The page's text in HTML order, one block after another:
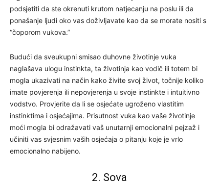
podsjetiti da ste okrenuti krutom natjecanju na poslu ili da
ponašanje ljudi oko vas doživljavate kao da se morate nositi s
“čoporom vukova.”
Budući da sveukupni smisao duhovne životinje vuka
naglašava ulogu instinkta, ta životinja kao vodič ili totem bi
mogla ukazivati na način kako živite svoj život, točnije koliko
imate povjerenja ili nepovjerenja u svoje instinkte i intuitivno
vodstvo. Provjerite da li se osjećate ugroženo vlastitim
instinktima i osjećajima. Prisutnost vuka kao vaše životinje
moći mogla bi odražavati vaš unutarnji emocionalni pejzaž i
učiniti vas svjesnim vaših osjećaja o pitanju koje je vrlo
emocionalno nabijeno.
2. Sova